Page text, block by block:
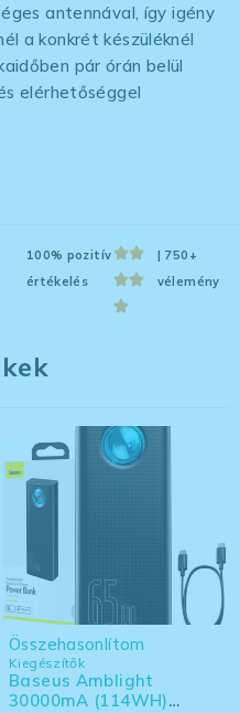
antennával, így igény
a konkrét készüléknél
pár órán belül
elérhetőséggel
100% pozitív
értékelés
| 750+
vélemény
Kiegészítők
Baseus Amblight
30000mA (114WH)
Összehasonlítom